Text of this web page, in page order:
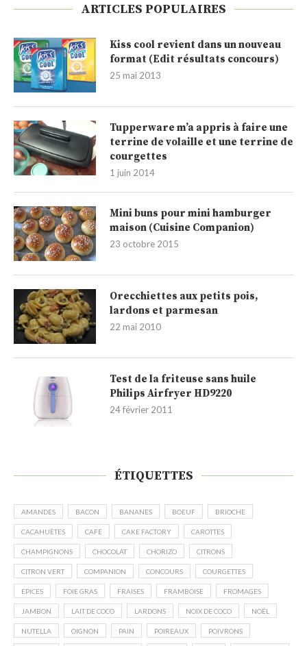
ARTICLES POPULAIRES
Kiss cool revient dans un nouveau
format (Edit résultats concours)
25 mai 2013
Tupperware m’a appris à faire une
terrine de volaille et une terrine de
courgettes
1 juin 2014
Mini buns pour mini hamburger
maison (Cuisine Companion)
23 octobre 2015
Orecchiettes aux petits pois,
lardons et parmesan
22 mai 2010
Test de la friteuse sans huile
Philips Airfryer HD9220
24 février 2011
ÉTIQUETTES
AMANDES BACON BANANES BOEUF BRIOCHE
CACAHUÈTES CAFÉ CAKE FACTORY CAROTTES
CHAMPIGNONS CHOCOLAT CHORIZO CITRONS
CITRON VERT COMPANION CONCOURS COURGETTES
EPICES FOIE GRAS FRAISES FRAMBOISE FROMAGES
JAMBON LAIT DE COCO LARDONS NOIX DE COCO NOËL
NUTELLA OIGNON PAIN POIREAUX POIVRONS